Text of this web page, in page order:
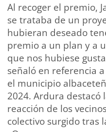
Al recoger el premio,
se trataba de un
hubieran deseado
premio a un plan y a
que nos hubiese
señaló en referencia
el municipio
2024. Ardura destacó
reacción de los
colectivo surgido tras